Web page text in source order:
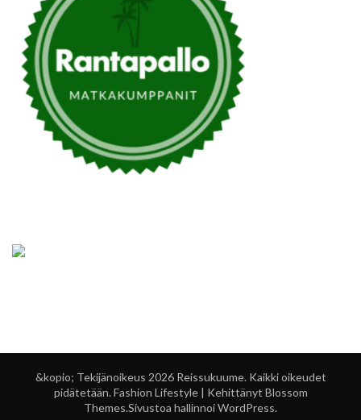
&kopio; Tekijänoikeus 2026 Reissukuume. Kaikki oikeudet
pidätetään.Fashion Lifestyle | Kehittänyt Blossom
Themes.Sivustoa hallinnoiWordPress.